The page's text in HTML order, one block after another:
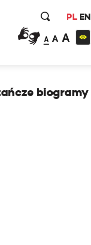
PL EN
A A A
biogramy